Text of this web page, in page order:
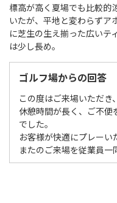
標高が高く夏場でも比較的
いたが、平地と変わらずア
に芝生の生え揃った広いテ
は少し長め。
ゴルフ場からの回答
この度はご来場いただき
休憩時間が長く、ご不
でした。
お客様が快適にプレーい
またのご来場を従業員一